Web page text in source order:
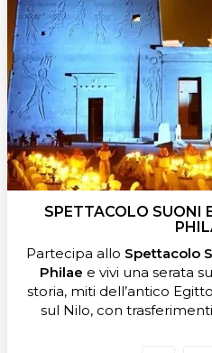
SPETTACOLO SUONI
Partecipa allo Spettacolo
Philae e vivi una serata
storia, miti dell’antico
sul Nilo, con